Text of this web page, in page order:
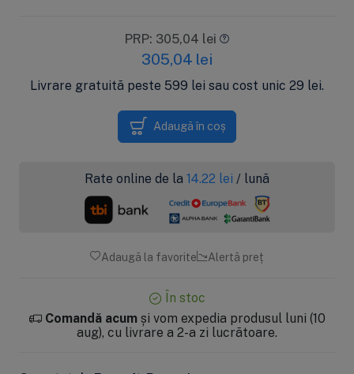
PRP: 305,04 lei
305,04 lei
Livrare gratuită peste 599 lei sau cost unic 29 lei.
Adaugă în coș
Rate online de la 14.22 lei / lună
Adaugă la favorite Alertă preț
În stoc
Comandă acumși vom expedia produsul luni (10
aug), cu livrare a 2-a zi lucrătoare.